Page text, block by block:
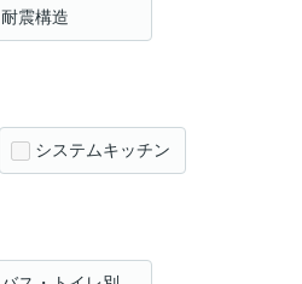
耐震構造
システムキッチン